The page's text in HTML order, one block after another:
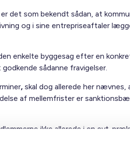
det som bekendt sådan, at
og i sine entrepriseaftaler
enkelte byggesag efter en
sådanne fravigelser.
,skal dog allerede her nævnes,
af mellemfrister er
ikke allerede i en evt.
da